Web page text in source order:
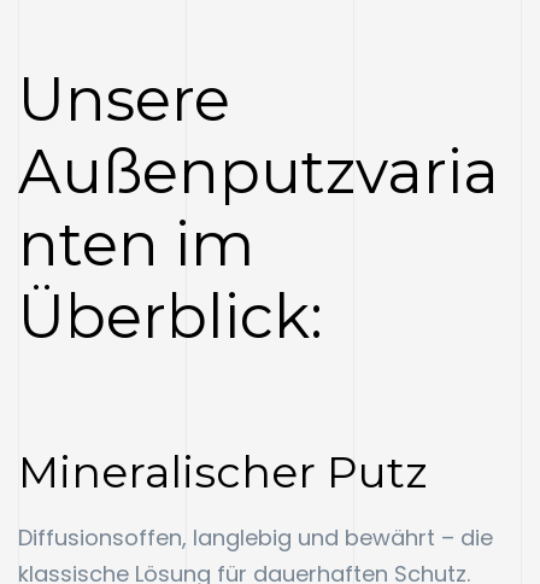
Unsere
Außenputzvaria
nten im
Überblick:
Mineralischer Putz
Diffusionsoffen, langlebig und bewährt – die
klassische Lösung für dauerhaften Schutz.